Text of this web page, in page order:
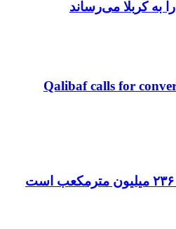
به کربلا می‌رساند
Qalibaf calls for